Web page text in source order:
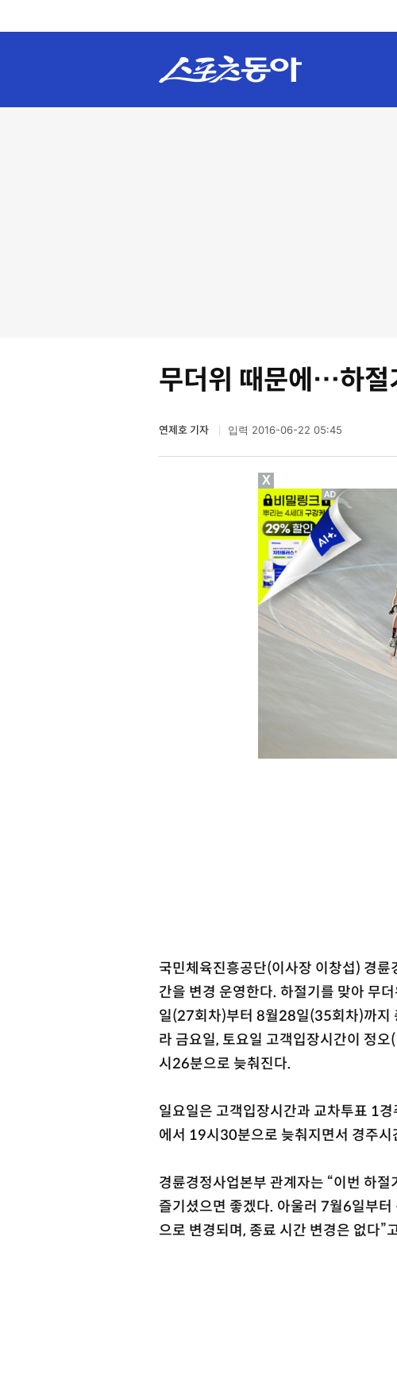
무더위 때문에…하절
연제호 기자 입력 2016-06-22 05:45
국민체육진흥공단(이사장 이창섭) 경
간을 변경 운영한다. 하절기를 맞아 무
일(27회차)부터 8월28일(35회차)까지
라 금요일, 토요일 고객입장시간이 정
시26분으로 늦춰진다.
일요일은 고객입장시간과 교차투표 1
에서 19시30분으로 늦춰지면서 경주시
경륜경정사업본부 관계자는 “이번 하
즐기셨으면 좋겠다. 아울러 7월6일부
으로 변경되며, 종료 시간 변경은 없다”
X